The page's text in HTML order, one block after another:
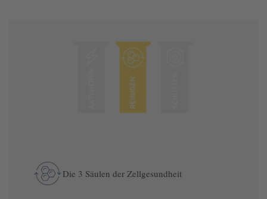
Die 3 Säulen der Zellgesundheit